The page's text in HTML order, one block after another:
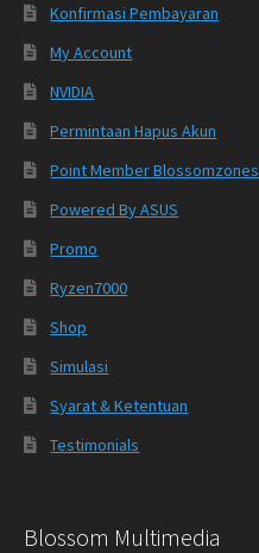
Konfirmasi Pembayaran
My Account
NVIDIA
Permintaan Hapus Akun
Point Member Blossomzones
Powered By ASUS
Promo
Ryzen7000
Shop
Simulasi
Syarat & Ketentuan
Testimonials
Blossom Multimedia